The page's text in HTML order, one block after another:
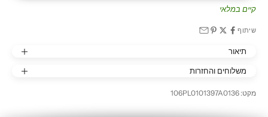
קיים במלאי
שיתוף
תיאור
משלוחים והחזרות
מקט: 106PL0101397A0136